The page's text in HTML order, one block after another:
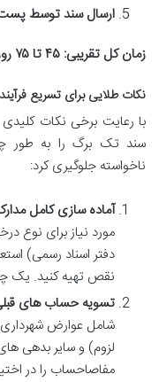
ارسال سند توسط
زمان کل تقریبی: ۴۵ تا ۷۵ روز کاری.
نکات طلایی برای تسریع
با رعایت برخی نکات
سند تک برگ را به طور
ناخواسته جلوگیری کرد:
آماده سازی کامل
مورد نیاز برای نوع
دفتر اسناد رسمی)
نقص تهیه کنید. یک
تسویه حساب های
شامل عوارض
لزوم) و سایر بدهی
مفاصاحساب را در